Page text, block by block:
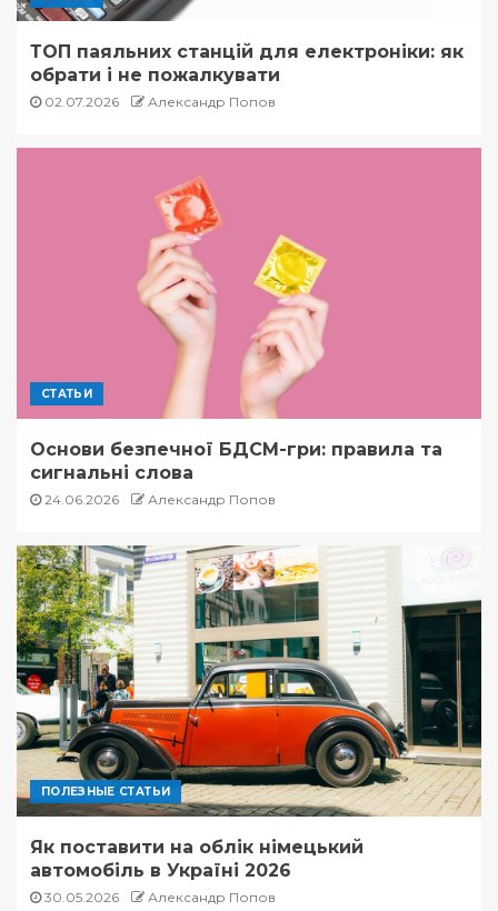
ТОП паяльних станцій для електроніки: як
обрати і не пожалкувати
02.07.2026 Александр Попов
СТАТЬИ
Основи безпечної БДСМ-гри: правила та
сигнальні слова
24.06.2026 Александр Попов
ПОЛЕЗНЫЕ СТАТЬИ
Як поставити на облік німецький
автомобіль в Україні 2026
30.05.2026 Александр Попов